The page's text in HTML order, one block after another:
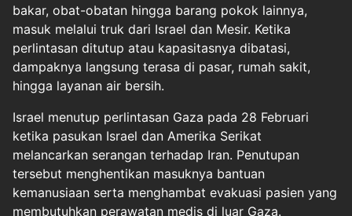
bakar, obat-obatan hingga barang pokok lainnya,
masuk melalui truk dari Israel dan Mesir. Ketika
perlintasan ditutup atau kapasitasnya dibatasi,
dampaknya langsung terasa di pasar, rumah sakit,
hingga layanan air bersih.
Israel menutup perlintasan Gaza pada 28 Februari
ketika pasukan Israel dan Amerika Serikat
melancarkan serangan terhadap Iran. Penutupan
tersebut menghentikan masuknya bantuan
kemanusiaan serta menghambat evakuasi pasien yang
membutuhkan perawatan medis di luar Gaza.